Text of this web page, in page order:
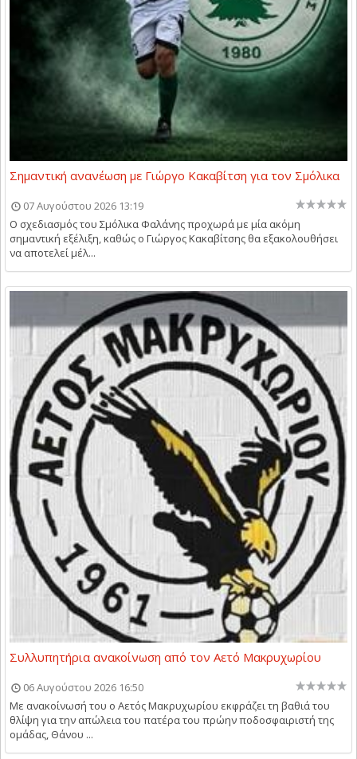
Σημαντική ανανέωση με Γιώργο Κακαβίτση για τον Σμόλικα
07 Αυγούστου 2026 13:19
Ο σχεδιασμός του Σμόλικα Φαλάνης προχωρά με μία ακόμη
σημαντική εξέλιξη, καθώς ο Γιώργος Κακαβίτσης θα εξακολουθήσει
να αποτελεί μέλ...
Συλλυπητήρια ανακοίνωση από τον Αετό Μακρυχωρίου
06 Αυγούστου 2026 16:50
Με ανακοίνωσή του ο Αετός Μακρυχωρίου εκφράζει τη βαθιά του
θλίψη για την απώλεια του πατέρα του πρώην ποδοσφαιριστή της
ομάδας, Θάνου ...